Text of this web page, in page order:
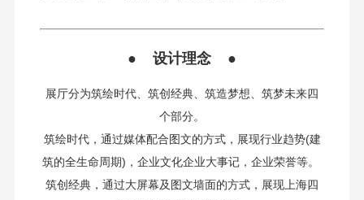
● 设计理念 ●
展厅分为筑绘时代、筑创经典、筑造梦想、筑梦未来四
个部分。
筑绘时代，通过媒体配合图文的方式，展现行业趋势(建
筑的全生命周期)，企业文化企业大事记，企业荣誉等。
筑创经典，通过大屏幕及图文墙面的方式，展现上海四